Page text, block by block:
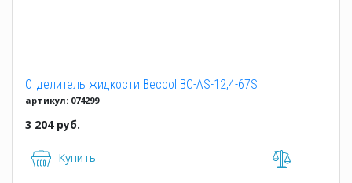
Отделитель жидкости Becool BC-AS-12,4-67S
артикул: 074299
3 204 руб.
Купить